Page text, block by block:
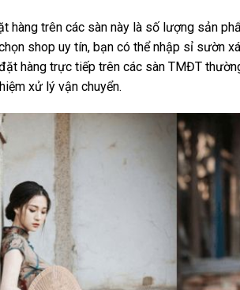
hàng trên các sàn này là số lượng sản
shop uy tín, bạn có thể nhập sỉ sườn
hàng trực tiếp trên các sàn TMĐT
xử lý vận chuyển.